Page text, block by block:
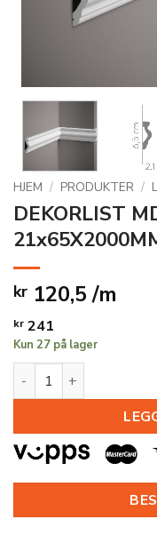
HJEM / PRODUKTER /
DEKORLIST
kr 120,5 /m
kr 241
Kun 27 på lager
DEKORLIST MD308